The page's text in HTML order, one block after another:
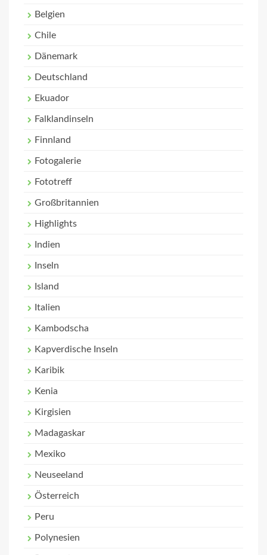
Belgien
Chile
Dänemark
Deutschland
Ekuador
Falklandinseln
Finnland
Fotogalerie
Fototreff
Großbritannien
Highlights
Indien
Inseln
Island
Italien
Kambodscha
Kapverdische Inseln
Karibik
Kenia
Kirgisien
Madagaskar
Mexiko
Neuseeland
Österreich
Peru
Polynesien